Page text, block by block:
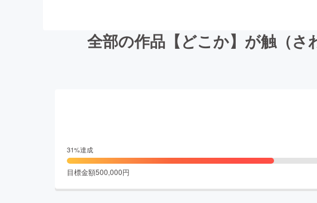
全部の作品【どこか】が触（さ
31%達成
目標金額500,000円